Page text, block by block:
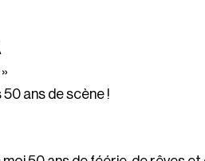
ans de scène !